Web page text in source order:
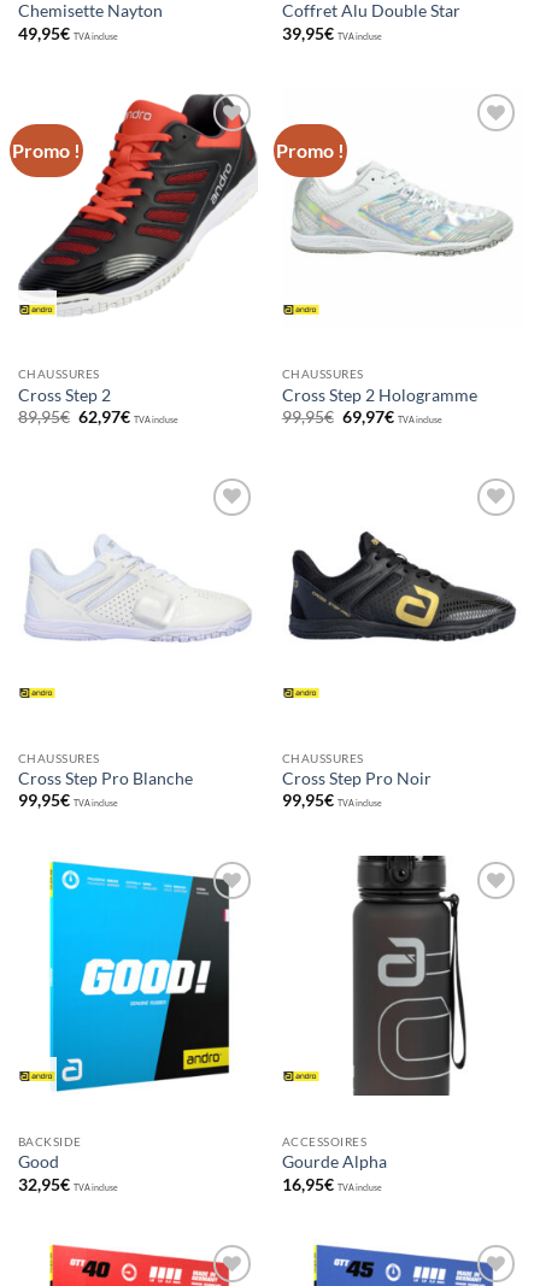
Chemisette Nayton
49,95€ TVA incluse
Coffret Alu Double Star
39,95€ TVA incluse
Promo !
Ajouter
aux
souhaits
CHAUSSURES
Cross Step 2
89,95€ Le
prix
62,97€Le
TVA incluse
Promo !
CHAUSSURES
Cross Step 2 Hologramme
99,95€ Le
prix
69,97€Le
TVA incluse
CHAUSSURES
Cross Step Pro Blanche
99,95€ TVA incluse
CHAUSSURES
Cross Step Pro Noir
99,95€ TVA incluse
BACKSIDE
Good
32,95€ TVA incluse
souhaits
ACCESSOIRES
Gourde Alpha
16,95€ TVA incluse